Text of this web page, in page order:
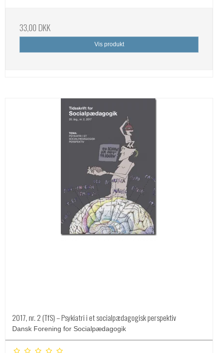
33,00 DKK
Vis produkt
2017, nr. 2 (TfS) – Psykiatri i et socialpædagogisk perspektiv
Dansk Forening for Socialpædagogik